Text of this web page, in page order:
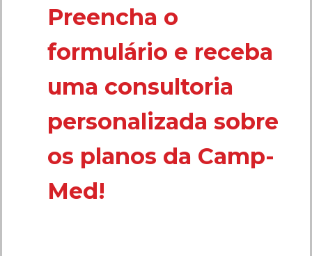
Preencha o
formulário e receba
uma consultoria
personalizada sobre
os planos da Camp-
Med!